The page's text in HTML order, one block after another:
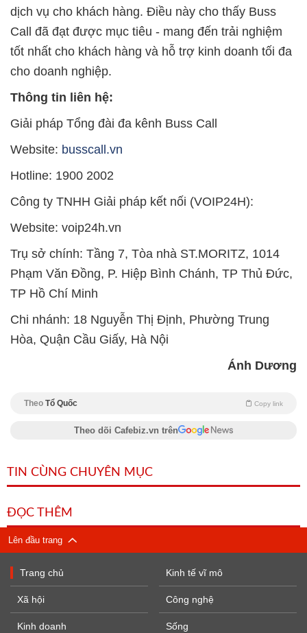
dịch vụ cho khách hàng. Điều này cho thấy Buss
Call đã đạt được mục tiêu - mang đến trải nghiệm
tốt nhất cho khách hàng và hỗ trợ kinh doanh tối đa
cho doanh nghiệp.
Thông tin liên hệ:
Giải pháp Tổng đài đa kênh Buss Call
Website: busscall.vn
Hotline: 1900 2002
Công ty TNHH Giải pháp kết nối (VOIP24H):
Website: voip24h.vn
Trụ sở chính: Tầng 7, Tòa nhà ST.MORITZ, 1014
Phạm Văn Đồng, P. Hiệp Bình Chánh, TP Thủ Đức,
TP Hồ Chí Minh
Chi nhánh: 18 Nguyễn Thị Định, Phường Trung
Hòa, Quận Cầu Giấy, Hà Nội
Ánh Dương
Theo Tổ Quốc Copy link
Theo dõi Cafebiz.vn trên
TIN CÙNG CHUYÊN MỤC
ĐỌC THÊM
Lên đầu trang
Trang chủ
Xã hội
Kinh doanh
Kinh tế vĩ mô
Công nghệ
Sống